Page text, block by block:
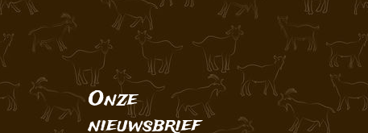
Onze
nieuwsbrief